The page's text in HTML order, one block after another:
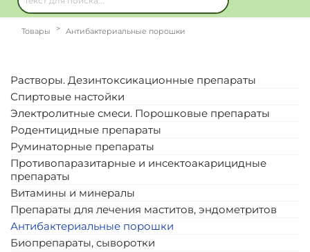
Товары Антибактериальные порошки
Растворы. Дезинтоксикационные препараты
Спиртовые настойки
Электролитные смеси. Порошковые препараты
Родентицидные препараты
Руминаторные препараты
Противопаразитарные и инсектоакарицидные
препараты
Витамины и минералы
Препараты для лечения маститов, эндометритов
Антибактериальные порошки
Биопрепараты, сыворотки